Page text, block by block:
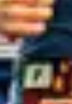
pour
Comment ?